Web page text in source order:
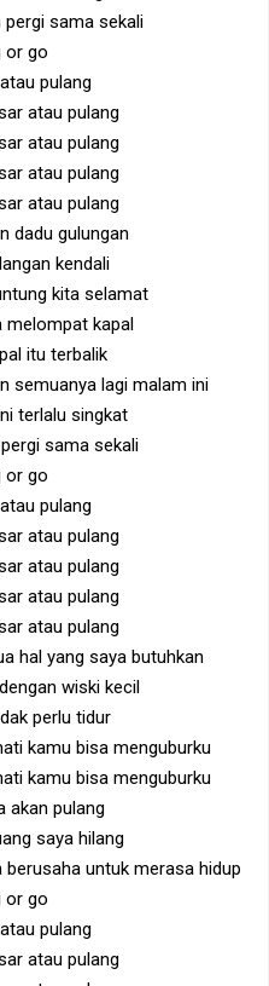
pergi sama sekali
or go
pulang
atau pulang
atau pulang
atau pulang
atau pulang
dadu gulungan
kendali
kita selamat
melompat kapal
itu terbalik
semuanya lagi malam ini
terlalu singkat
sama sekali
or go
pulang
atau pulang
atau pulang
atau pulang
atau pulang
hal yang saya butuhkan
wiski kecil
perlu tidur
kamu bisa menguburku
kamu bisa menguburku
akan pulang
saya hilang
untuk merasa hidup
or go
pulang
atau pulang